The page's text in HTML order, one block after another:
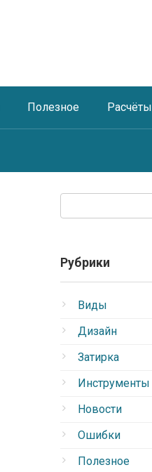
Полезное Расчёты
Рубрики
Виды
Дизайн
Затирка
Инструменты
Новости
Ошибки
Полезное